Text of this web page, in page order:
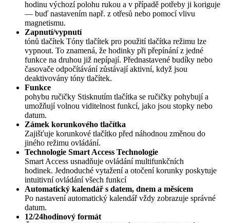
hodinu výchozí polohu rukou a v případě potřeby ji koriguje
— buď nastavením např. z otřesů nebo pomocí vlivu
magnetismu.
Zapnutí/vypnutí
tónů tlačítek Tóny tlačítek pro použití tlačítka režimu lze
vypnout. To znamená, že hodinky při přepínání z jedné
funkce na druhou již nepípají. Přednastavené budíky nebo
časovače odpočítávání zůstávají aktivní, když jsou
deaktivovány tóny tlačítek.
Funkce
pohybu ručičky Stisknutím tlačítka se ručičky pohybují a
umožňují volnou viditelnost funkcí, jako jsou stopky nebo
datum.
Zámek korunkového tlačítka
Zajišťuje korunkové tlačítko před náhodnou změnou do
jiného režimu ovládání.
Technologie Smart Access Technologie
Smart Access usnadňuje ovládání multifunkčních
hodinek. Jednoduché vytažení a otočení korunky poskytuje
intuitivní ovládání všech funkcí
Automatický kalendář s datem, dnem a měsícem
Po nastavení automatický kalendář vždy zobrazuje správné
datum.
12/24hodinový formát